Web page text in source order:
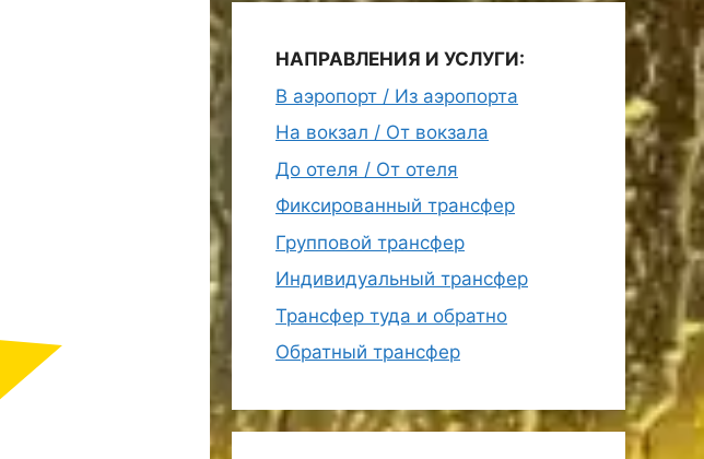
НАПРАВЛЕНИЯ И УСЛУГИ:
В аэропорт / Из аэропорта
На вокзал / От вокзала
До отеля / От отеля
Фиксированный трансфер
Групповой трансфер
Индивидуальный трансфер
Трансфер туда и обратно
Обратный трансфер